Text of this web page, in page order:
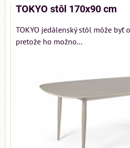
TOKYO stôl 170x90 cm
TOKYO jedálenský stôl môže byť
pretože ho možno...